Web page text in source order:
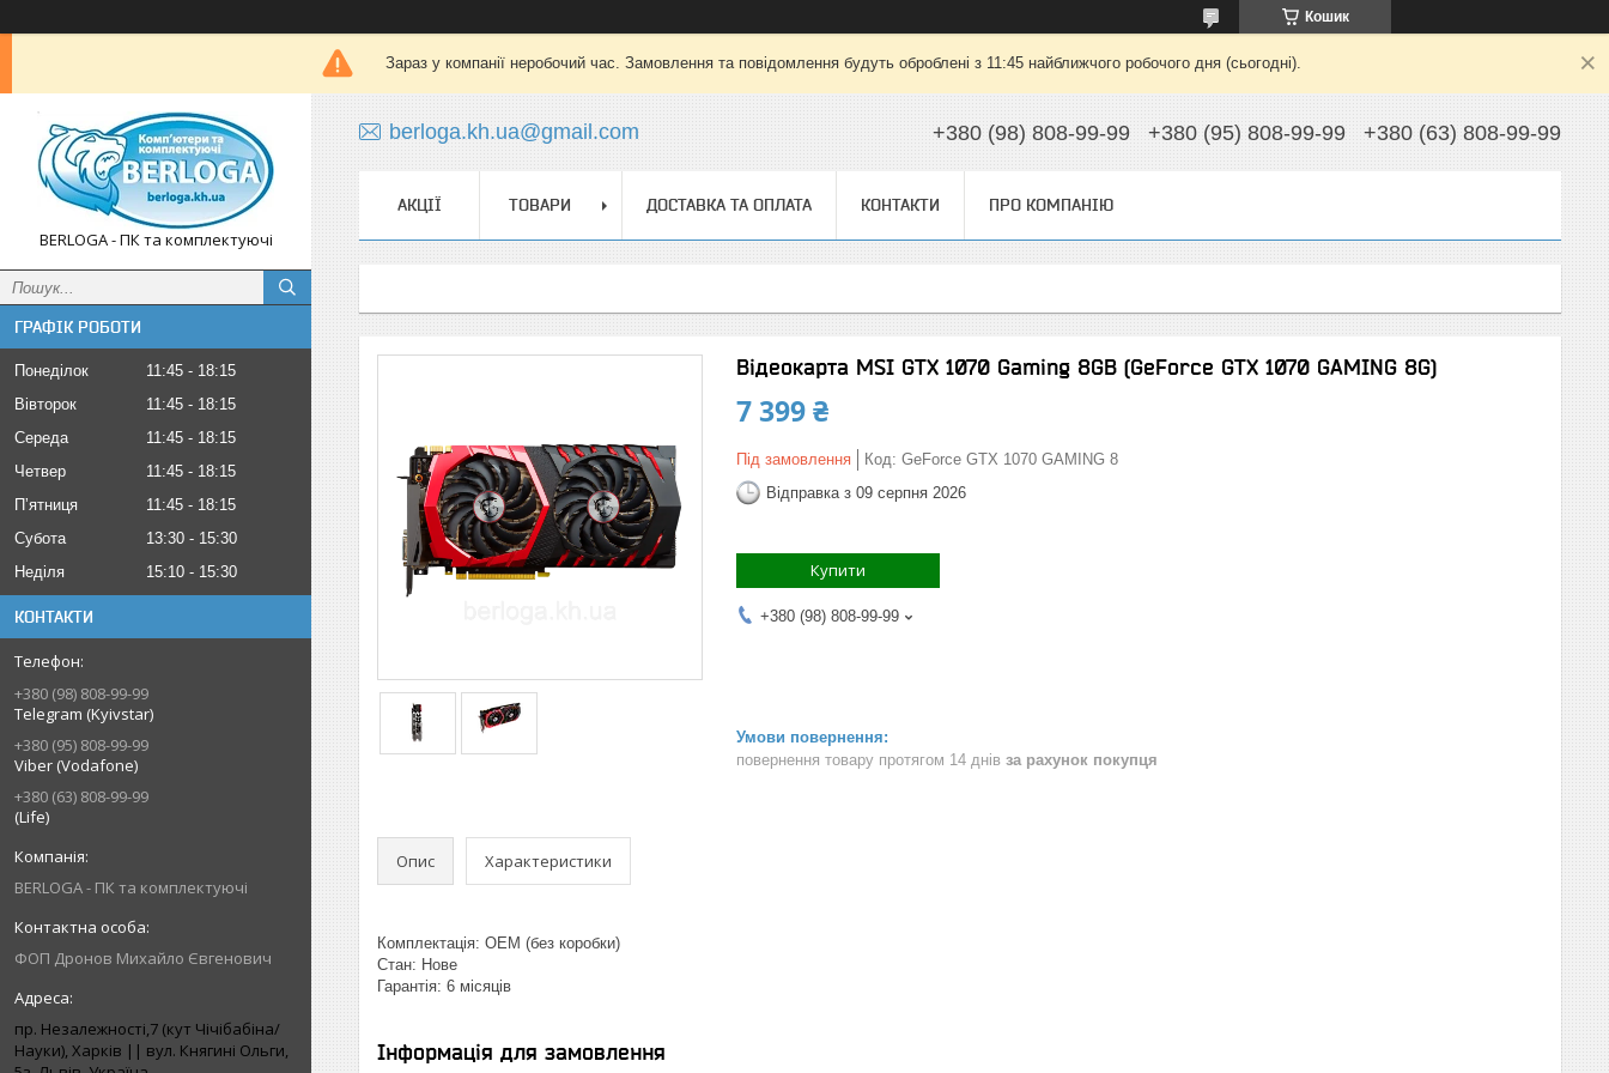
Кошик
Зараз у компанії неробочий час. Замовлення та повідомлення будуть оброблені з 11:45 найближчого робочого дня (сьогодні).
BERLOGA - ПК та комплектуючі
ГРАФІК РОБОТИ
Понеділок 11:45
18:15
Вівторок
11:45
18:15
Середа
11:45
18:15
Четвер
11:45
18:15
Пʼятниця
11:45
18:15
Субота
13:30
15:30
Неділя
15:10 15:30
КОНТАКТИ
+380 (98) 808-99-99
Telegram (Kyivstar)
+380 (95) 808-99-99
Viber (Vodafone)
+380 (63) 808-99-99
(Life)
BERLOGA - ПК та комплектуючі
ФОП Дронов Михайло Євгенович
пр. Незалежності,7 (кут Чічібабіна/
Науки), Харків || вул. Княгині Ольги,
berloga.kh.ua@gmail.com +380 (98) 808-99-99 +380 (95) 808-99-99 +380 (63) 808-99-99
АКЦІЇ ТОВАРИ ДОСТАВКА ТА ОПЛАТА КОНТАКТИ ПРО КОМПАНІЮ
Відеокарта MSI GTX 1070 Gaming 8GB (GeForce GTX 1070 GAMING 8G)
7 399 ₴
Під замовлення Код: GeForce GTX 1070 GAMING 8
Відправка з 09 серпня 2026
Купити
+380 (98) 808-99-99
повернення товару протягом 14 днів за рахунок покупця
Опис Характеристики
Комплектація: ОЕМ (без коробки)
Стан: Нове
Гарантія: 6 місяців
Інформація для замовлення